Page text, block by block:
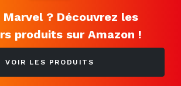
Marvel ? Découvrez les
produits sur Amazon !
VOIR LES PRODUITS